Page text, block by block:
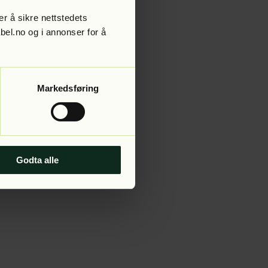
å sikre nettstedets
og i annonser for å
Markedsføring
Godta alle